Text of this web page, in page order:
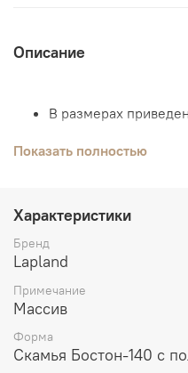
Описание
В размерах
Материал - натуральное
В магазинах, Вы можете
-
Показать полностью
Характеристики
Бренд
Lapland
Примечание
Массив
Форма
Скамья Бостон-140 с